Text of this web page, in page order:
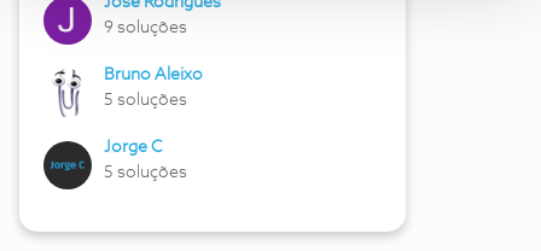
9 soluções
Bruno Aleixo
5 soluções
Jorge C
5 soluções